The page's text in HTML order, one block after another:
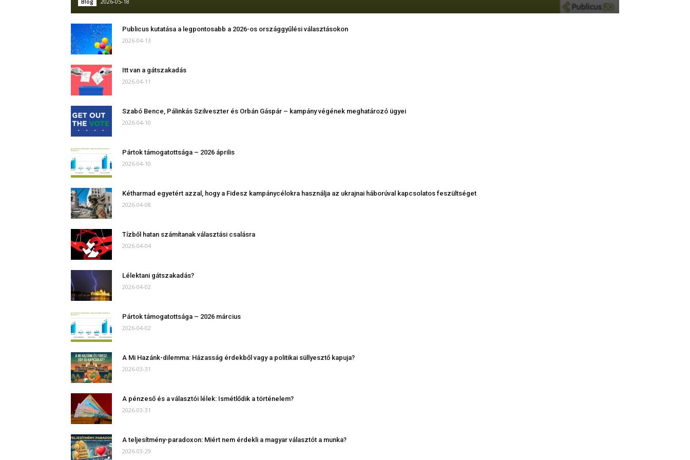
Publicus kutatása a legpontosabb a 2026-os országgyűlési választásokon
2026-04-13
Itt van a gátszakadás
2026-04-11
Szabó Bence, Pálinkás Szilveszter és Orbán Gáspár – kampány végének meghatározó ügyei
2026-04-10
Pártok támogatottsága – 2026 április
2026-04-10
Kétharmad egyetért azzal, hogy a Fidesz kampánycélokra használja az ukrajnai háborúval kapcsolatos feszültséget
2026-04-08
Tízből hatan számítanak választási csalásra
2026-04-04
Lélektani gátszakadás?
2026-04-02
Pártok támogatottsága – 2026 március
2026-04-02
A Mi Hazánk-dilemma: Házasság érdekből vagy a politikai süllyesztő kapuja?
2026-03-31
A pénzeső és a választói lélek: Ismétlődik a történelem?
2026-03-31
A teljesítmény-paradoxon: Miért nem érdekli a magyar választót a munka?
2026-03-29